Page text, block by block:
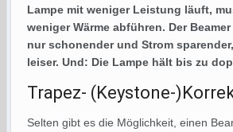
Lampe mit weniger Leistung läuft,
weniger Wärme abführen. Der
nur schonender und Strom
leiser. Und: Die Lampe hält bis zu
Trapez- (Keystone-
Selten gibt es die Möglichkeit, einen